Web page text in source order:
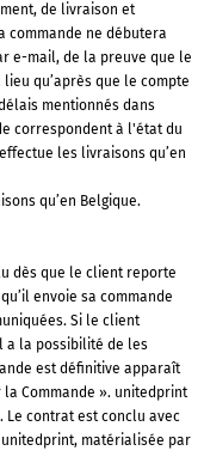
de livraison et
commande ne débutera
e-mail, de la preuve que le
qu’après que le compte
mentionnés dans
correspondent à l'état du
les livraisons qu’en
qu’en Belgique.
dès que le client reporte
envoie sa commande
Si le client
a la possibilité de les
est définitive apparaît
Commande ». unitedprint
Le contrat est conclu avec
matérialisée par